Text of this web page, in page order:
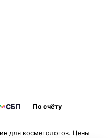
СБП По счёту
для косметологов. Цены